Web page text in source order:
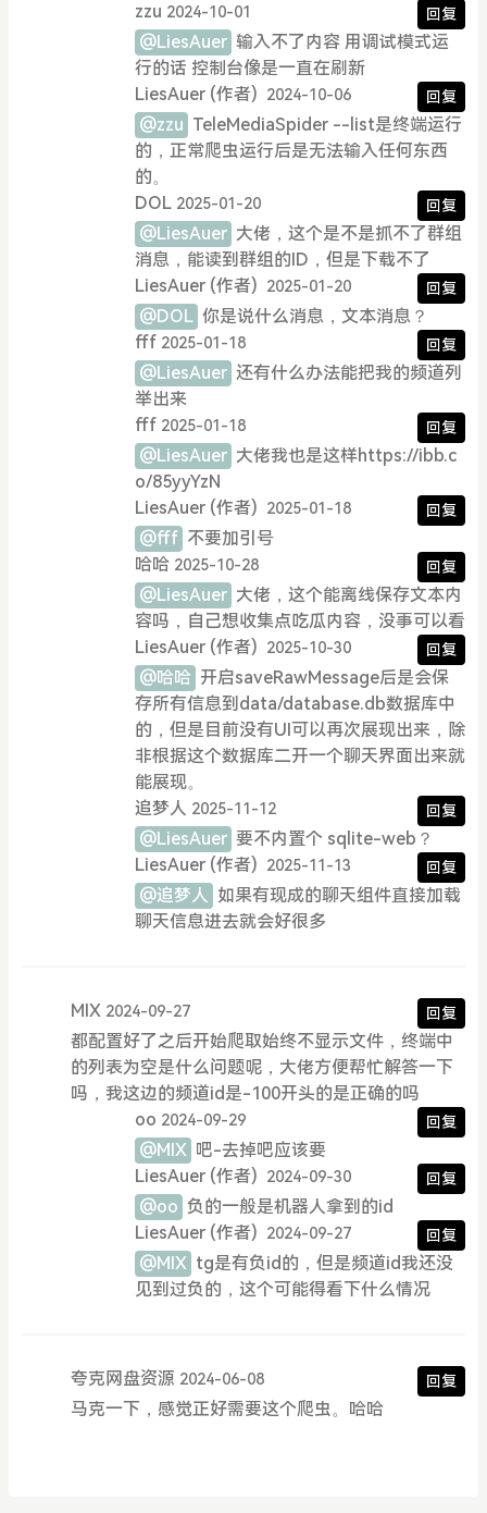
zzu 2024-10-01 回复
@LiesAuer 输入不了内容 用调试模式运
行的话 控制台像是一直在刷新
LiesAuer (作者) 2024-10-06 回复
@zzu TeleMediaSpider --list是终端运行
的，正常爬虫运行后是无法输入任何东西
的。
DOL 2025-01-20 回复
@LiesAuer 大佬，这个是不是抓不了群组
消息，能读到群组的ID，但是下载不了
LiesAuer (作者) 2025-01-20 回复
@DOL 你是说什么消息，文本消息？
fff 2025-01-18 回复
@LiesAuer 还有什么办法能把我的频道列
举出来
fff 2025-01-18 回复
@LiesAuer 大佬我也是这样https://ibb.c
o/85yyYzN
LiesAuer (作者) 2025-01-18 回复
@fff 不要加引号
哈哈 2025-10-28 回复
@LiesAuer 大佬，这个能离线保存文本内
容吗，自己想收集点吃瓜内容，没事可以看
LiesAuer (作者) 2025-10-30 回复
@哈哈 开启saveRawMessage后是会保
存所有信息到data/database.db数据库中
的，但是目前没有UI可以再次展现出来，除
非根据这个数据库二开一个聊天界面出来就
能展现。
追梦人 2025-11-12 回复
@LiesAuer 要不内置个 sqlite-web？
LiesAuer (作者) 2025-11-13 回复
@追梦人 如果有现成的聊天组件直接加载
聊天信息进去就会好很多
MIX 2024-09-27 回复
都配置好了之后开始爬取始终不显示文件，终端中
的列表为空是什么问题呢，大佬方便帮忙解答一下
吗，我这边的频道id是-100开头的是正确的吗
oo 2024-09-29 回复
@MIX 吧-去掉吧应该要
LiesAuer (作者) 2024-09-30 回复
@oo 负的一般是机器人拿到的id
LiesAuer (作者) 2024-09-27 回复
@MIX tg是有负id的，但是频道id我还没
见到过负的，这个可能得看下什么情况
夸克网盘资源 2024-06-08 回复
马克一下，感觉正好需要这个爬虫。哈哈